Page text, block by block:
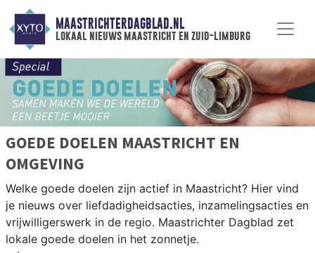
MAASTRICHTERDAGBLAD.NL
lokaal nieuws maastricht en zuid-limburg
GOEDE DOELEN MAASTRICHT EN
OMGEVING
Welke goede doelen zijn actief in Maastricht? Hier vind
je nieuws over liefdadigheidsacties, inzamelingsacties en
vrijwilligerswerk in de regio. Maastrichter Dagblad zet
lokale goede doelen in het zonnetje.